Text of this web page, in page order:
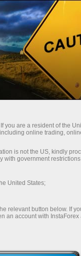
Technical analysis
&
05/2025:
JPY,
Bitcoin
you are a resident of the
online trading,
is not the US, kindly
with government
United States;
relevant button below. If
an account with InstaForex